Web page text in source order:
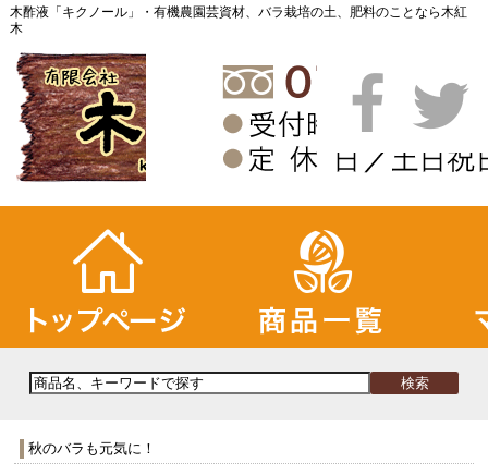
木酢液「キクノール」・有機農園芸資材、バラ栽培の土、肥料のことなら木紅
木
秋のバラも元気に！